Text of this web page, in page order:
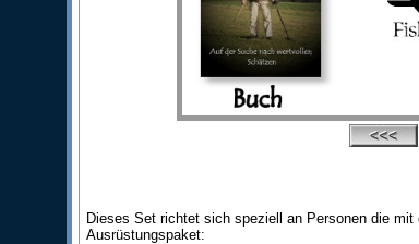
Dieses Set richtet sich speziell an Personen die
Ausrüstungspaket: